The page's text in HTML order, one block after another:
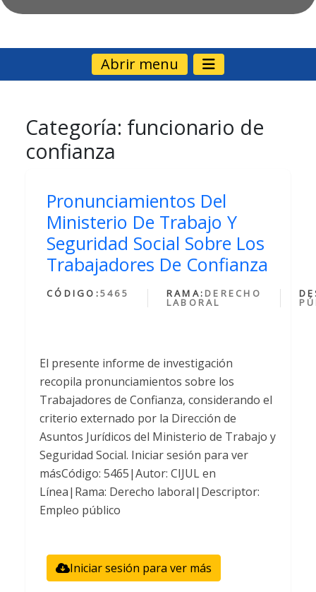
Abrir menu
Categoría: funcionario de
confianza
Pronunciamientos Del
Ministerio De Trabajo Y
Seguridad Social Sobre Los
Trabajadores De Confianza
CÓDIGO:5465 RAMA: DERECHO
LABORAL
El presente informe de investigación
recopila pronunciamientos sobre los
Trabajadores de Confianza, considerando el
criterio externado por la Dirección de
Asuntos Jurídicos del Ministerio de Trabajo y
Seguridad Social. Iniciar sesión para ver
másCódigo: 5465|Autor: CIJUL en
Línea|Rama: Derecho laboral|Descriptor:
Empleo público
Iniciar sesión para ver más